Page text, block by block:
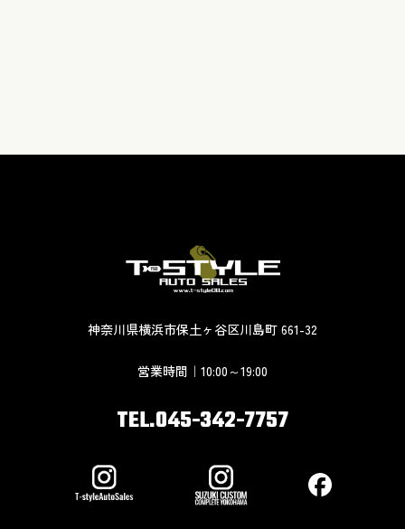
神奈川県横浜市保土ヶ谷区川島町 661-32
営業時間｜10:00～19:00
TEL.045-342-7757